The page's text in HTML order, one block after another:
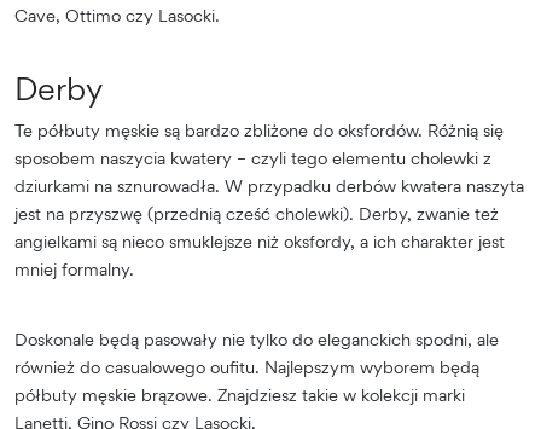
Cave, Ottimo czy Lasocki.
Derby
Te półbuty męskie są bardzo zbliżone do oksfordów. Różnią się
sposobem naszycia kwatery – czyli tego elementu cholewki z
dziurkami na sznurowadła. W przypadku derbów kwatera naszyta
jest na przyszwę (przednią cześć cholewki). Derby, zwanie też
angielkami są nieco smuklejsze niż oksfordy, a ich charakter jest
mniej formalny.
Doskonale będą pasowały nie tylko do eleganckich spodni, ale
również do casualowego oufitu. Najlepszym wyborem będą
półbuty męskie brązowe. Znajdziesz takie w kolekcji marki
Lanetti, Gino Rossi czy Lasocki.